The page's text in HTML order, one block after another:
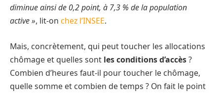
diminue ainsi de 0,2 point, à 7,3 % de la population
active », lit-on chez l’INSEE.
Mais, concrètement, qui peut toucher les allocations
chômage et quelles sont les conditions d’accès?
Combien d’heures faut-il pour toucher le chômage,
quelle somme et combien de temps ? On fait le point